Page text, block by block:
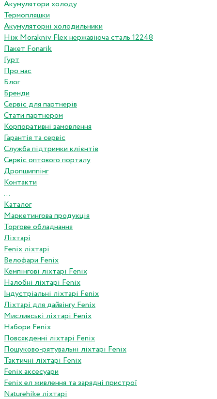
Акумулятори холоду
Термопляшки
Акумуляторні холодильники
Ніж Morakniv Flex нержавіюча сталь 12248
Пакет Fonarik
Гурт
Про нас
Блог
Бренди
Сервіс для партнерів
Стати партнером
Корпоративні замовлення
Гарантія та сервіс
Служба підтримки клієнтів
Сервіс оптового порталу
Дропшиппінг
Контакти
...
Каталог
Маркетингова продукція
Торгове обладнання
Ліхтарі
Fenix ліхтарі
Велофари Fenix
Кемпінгові ліхтарі Fenix
Налобні ліхтарі Fenix
Індустріальні ліхтарі Fenix
Ліхтарі для дайвінгу Fenix
Мисливські ліхтарі Fenix
Набори Fenix
Повсякденні ліхтарі Fenix
Пошуково-рятувальні ліхтарі Fenix
Тактичні ліхтарі Fenix
Fenix аксесуари
Fenix ел живлення та зарядні пристрої
Naturehike ліхтарі